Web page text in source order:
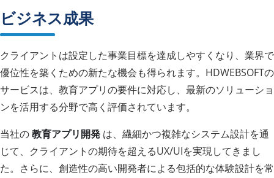
ビジネス成果
クライアントは設定した事業目標を達成しやすくなり、業界で
優位性を築くための新たな機会も得られます。HDWEBSOFTの
サービスは、教育アプリの要件に対応し、最新のソリューショ
ンを活用する分野で高く評価されています。
当社の教育アプリ開発 は、繊細かつ複雑なシステム設計を通
じて、クライアントの期待を超えるUX/UIを実現してきまし
た。さらに、創造性の高い開発者による包括的な体験設計を常